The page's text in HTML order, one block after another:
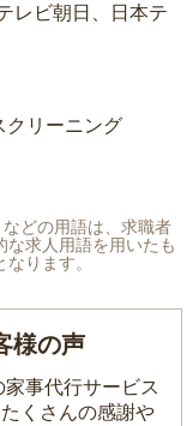
レビ朝日、日本テ
クリーニング
どの用語は、求職者
な求人用語を用いたも
ります。
様の声
事代行サービス
たくさんの感謝や